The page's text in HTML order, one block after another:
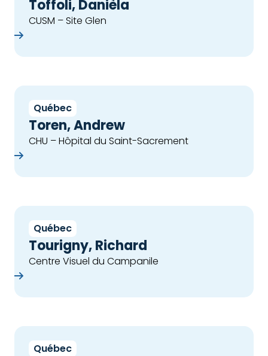
Toffoli, Danièla
CUSM – Site Glen
Québec
Toren, Andrew
CHU – Hôpital du Saint-Sacrement
Québec
Tourigny, Richard
Centre Visuel du Campanile
Québec